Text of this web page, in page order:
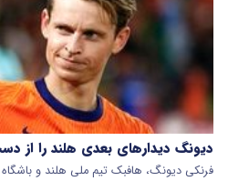
دیونگ دیدارهای بعدی هلند را از
فرنکی دیونگ، هافبک تیم ملی هلند و